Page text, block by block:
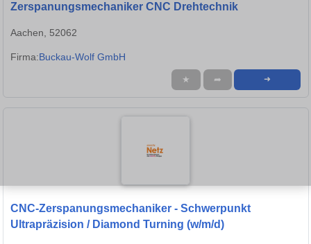
Zerspanungsmechaniker CNC Drehtechnik
Aachen, 52062
Firma:Buckau-Wolf GmbH
★ ➦ ➜
CNC-Zerspanungsmechaniker - Schwerpunkt
Ultrapräzision / Diamond Turning (w/m/d)